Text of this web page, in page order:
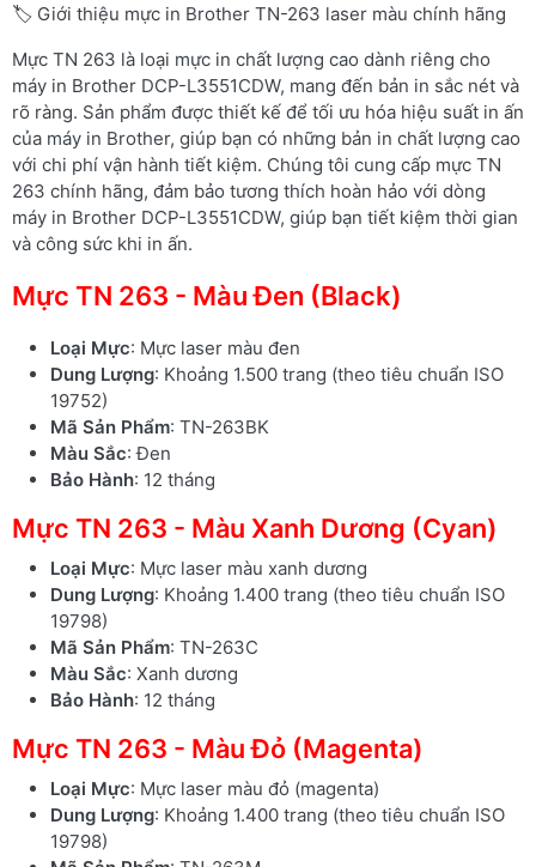
🏷️ Giới thiệu mực in Brother TN-263 laser màu chính hãng
Mực TN 263 là loại mực in chất lượng cao dành riêng cho
máy in Brother DCP-L3551CDW, mang đến bản in sắc nét và
rõ ràng. Sản phẩm được thiết kế để tối ưu hóa hiệu suất in ấn
của máy in Brother, giúp bạn có những bản in chất lượng cao
với chi phí vận hành tiết kiệm. Chúng tôi cung cấp mực TN
263 chính hãng, đảm bảo tương thích hoàn hảo với dòng
máy in Brother DCP-L3551CDW, giúp bạn tiết kiệm thời gian
và công sức khi in ấn.
Mực TN 263 - Màu Đen (Black)
Loại Mực: Mực laser màu đen
Dung Lượng: Khoảng 1.500 trang (theo tiêu chuẩn ISO
19752)
Mã Sản Phẩm: TN-263BK
Màu Sắc: Đen
Bảo Hành: 12 tháng
Mực TN 263 - Màu Xanh Dương (Cyan)
Loại Mực: Mực laser màu xanh dương
Dung Lượng: Khoảng 1.400 trang (theo tiêu chuẩn ISO
19798)
Mã Sản Phẩm: TN-263C
Màu Sắc: Xanh dương
Bảo Hành: 12 tháng
Mực TN 263 - Màu Đỏ (Magenta)
Loại Mực: Mực laser màu đỏ (magenta)
Dung Lượng: Khoảng 1.400 trang (theo tiêu chuẩn ISO
19798)